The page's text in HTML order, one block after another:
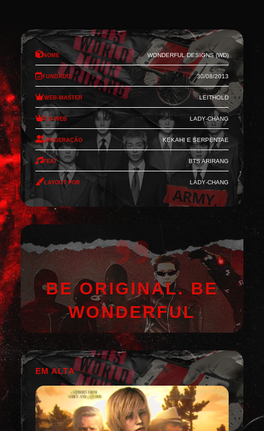
Nome Wonderful Designs (WD)
Fundado 30/08/2013
Web-Master Leithold
Co-Web Lady-Chang
Moderação Kekahi e Serpentae
Feat BTS Arirang
Layout por Lady-Chang
BE ORIGINAL. BE
WONDERFUL
EM ALTA